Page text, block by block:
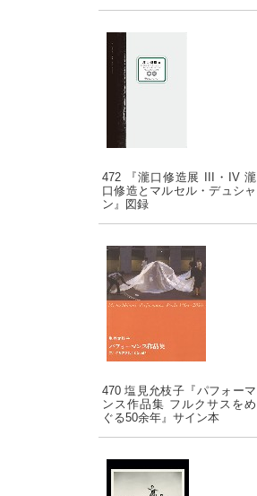
472 『瀧口修造展 III・IV 瀧
口修造とマルセル・デュシャ
ン』図録
470 塩見允枝子『パフォーマ
ンス作品集 フルクサスをめ
ぐる50余年』サイン本